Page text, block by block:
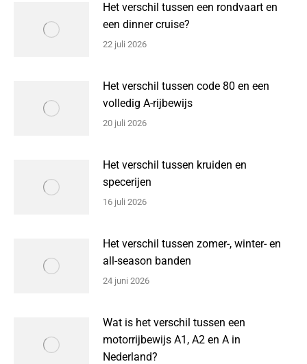
Het verschil tussen een rondvaart en
een dinner cruise?
22 juli 2026
Het verschil tussen code 80 en een
volledig A-rijbewijs
20 juli 2026
Het verschil tussen kruiden en
specerijen
16 juli 2026
Het verschil tussen zomer-, winter- en
all-season banden
24 juni 2026
Wat is het verschil tussen een
motorrijbewijs A1, A2 en A in
Nederland?